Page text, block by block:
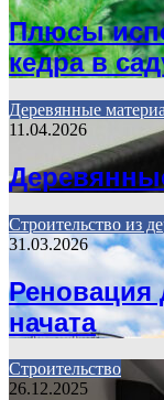
Плюсы
кедра в
Деревянные
11.04.2026
Строительство из
31.03.2026
Реновация
начата
Строительство
26.12.2025